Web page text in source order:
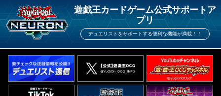
遊戯王カードゲーム公式サポートア
プリ
デュエリストをサポートする便利な機能が満載！！